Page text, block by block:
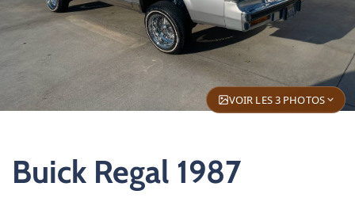
VOIR LES 3 PHOTOS
Buick Regal 1987